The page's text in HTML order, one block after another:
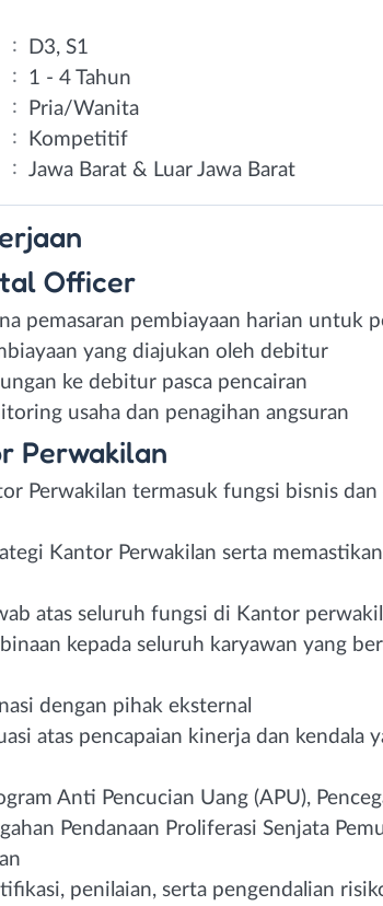
:
D3, S1
:
1 - 4 Tahun
:
Pria/Wanita
:
Kompetitif
: Jawa Barat & Luar Jawa Barat
Officer
pemasaran pembiayaan harian untuk
yang diajukan oleh debitur
ke debitur pasca pencairan
usaha dan penagihan angsuran
Perwakilan
Perwakilan termasuk fungsi bisnis dan
Kantor Perwakilan serta
atas seluruh fungsi di Kantor
kepada seluruh karyawan yang
dengan pihak eksternal
atas pencapaian kinerja dan kendala
Anti Pencucian Uang (APU),
Pendanaan Proliferasi Senjata
penilaian, serta pengendalian